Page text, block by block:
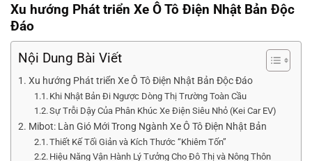
Xu hướng Phát triển Xe Ô Tô Điện Nhật Bản Độc
Đáo
Nội Dung Bài Viết
Xu hướng Phát triển Xe Ô Tô Điện Nhật Bản Độc Đáo
Khi Nhật Bản Đi Ngược Dòng Thị Trường Toàn Cầu
Sự Trỗi Dậy Của Phân Khúc Xe Điện Siêu Nhỏ (Kei Car EV)
Mibot: Làn Gió Mới Trong Ngành Xe Ô Tô Điện Nhật Bản
Thiết Kế Tối Giản và Kích Thước “Khiêm Tốn”
Hiệu Năng Vận Hành Lý Tưởng Cho Đô Thị và Nông Thôn